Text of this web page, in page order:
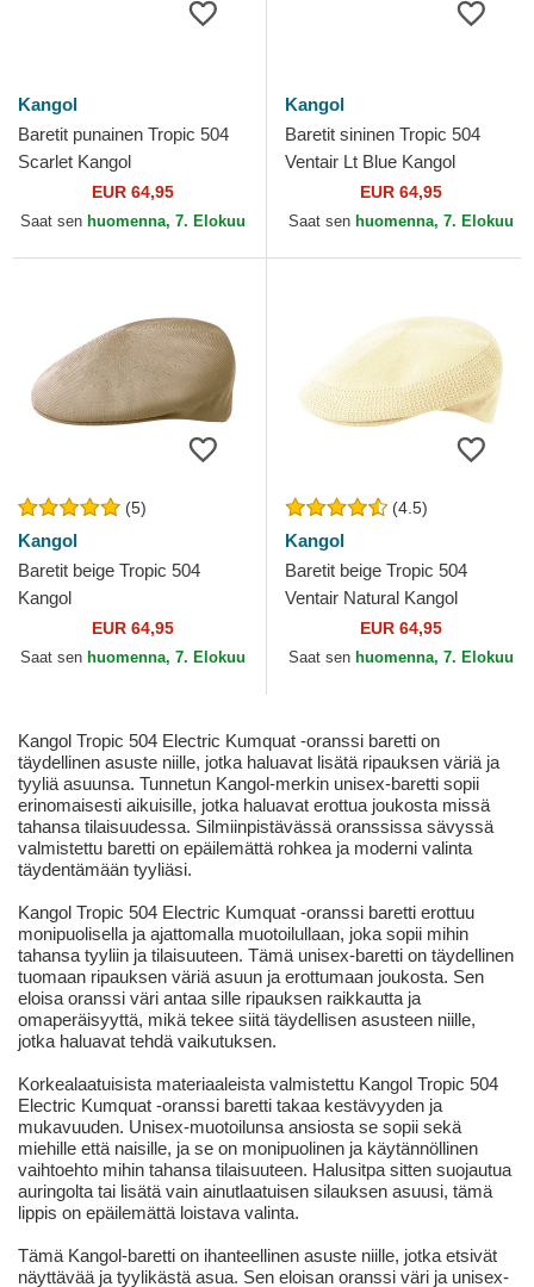
Kangol
Baretit punainen Tropic 504
Scarlet Kangol
EUR 64,95
Saat sen huomenna, 7. Elokuu
Kangol
Baretit sininen Tropic 504
Ventair Lt Blue Kangol
EUR 64,95
Saat sen huomenna, 7. Elokuu
(5)
Kangol
Baretit beige Tropic 504
Kangol
EUR 64,95
Saat sen huomenna, 7. Elokuu
(4.5)
Kangol
Baretit beige Tropic 504
Ventair Natural Kangol
EUR 64,95
Saat sen huomenna, 7. Elokuu
Kangol Tropic 504 Electric Kumquat -oranssi baretti on
täydellinen asuste niille, jotka haluavat lisätä ripauksen väriä ja
tyyliä asuunsa. Tunnetun Kangol-merkin unisex-baretti sopii
erinomaisesti aikuisille, jotka haluavat erottua joukosta missä
tahansa tilaisuudessa. Silmiinpistävässä oranssissa sävyssä
valmistettu baretti on epäilemättä rohkea ja moderni valinta
täydentämään tyyliäsi.
Kangol Tropic 504 Electric Kumquat -oranssi baretti erottuu
monipuolisella ja ajattomalla muotoilullaan, joka sopii mihin
tahansa tyyliin ja tilaisuuteen. Tämä unisex-baretti on täydellinen
tuomaan ripauksen väriä asuun ja erottumaan joukosta. Sen
eloisa oranssi väri antaa sille ripauksen raikkautta ja
omaperäisyyttä, mikä tekee siitä täydellisen asusteen niille,
jotka haluavat tehdä vaikutuksen.
Korkealaatuisista materiaaleista valmistettu Kangol Tropic 504
Electric Kumquat -oranssi baretti takaa kestävyyden ja
mukavuuden. Unisex-muotoilunsa ansiosta se sopii sekä
miehille että naisille, ja se on monipuolinen ja käytännöllinen
vaihtoehto mihin tahansa tilaisuuteen. Halusitpa sitten suojautua
auringolta tai lisätä vain ainutlaatuisen silauksen asuusi, tämä
lippis on epäilemättä loistava valinta.
Tämä Kangol-baretti on ihanteellinen asuste niille, jotka etsivät
näyttävää ja tyylikästä asua. Sen eloisan oranssi väri ja unisex-